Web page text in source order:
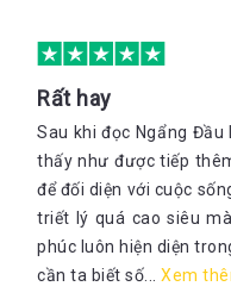
Rất hay
Sau khi đọc Ngẩng Đầu
thấy như được tiếp
để đối diện với cuộc
triết lý quá cao siêu
phúc luôn hiện diện
cần ta biết số...
Xem